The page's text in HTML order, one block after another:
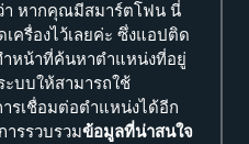
า หากคุณมีสมาร์ตโฟน นี่
รื่องไว้เลยค่ะ ซึ่งแอปติด
หน้าที่ค้นหาตำแหน่งที่อยู่
บบให้สามารถใช้
รเชื่อมต่อตำแหน่งได้อีก
ารรวบรวมข้อมูลที่น่าสนใจ